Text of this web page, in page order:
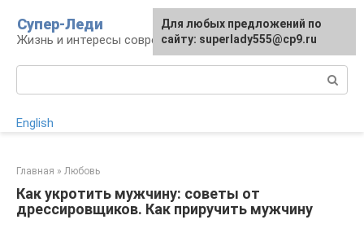
контенту
Супер-Леди
Жизнь и интересы современной женщины
English
Главная » Любовь
Как укротить мужчину: советы от
дрессировщиков. Как приручить мужчину
Для любых предложений по
сайту: superlady555@cp9.ru